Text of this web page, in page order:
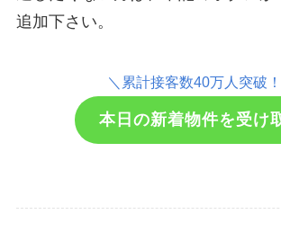
追加下さい。
＼累計接客数40万人突破
本日の新着物件を受け